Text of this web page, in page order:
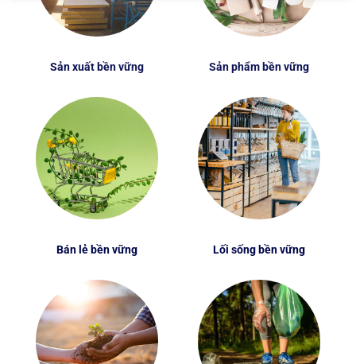
Sản xuất bền vững Sản phẩm bền vững
Bán lẻ bền vững Lối sống bền vững